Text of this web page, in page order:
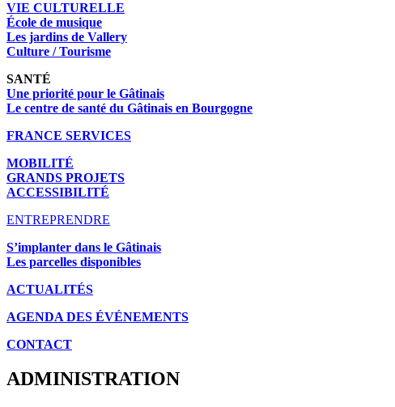
VIE CULTURELLE
École de musique
Les jardins de Vallery
Culture / Tourisme
SANTÉ
Une priorité pour le Gâtinais
Le centre de santé du Gâtinais en Bourgogne
FRANCE SERVICES
MOBILITÉ
GRANDS PROJETS
ACCESSIBILITÉ
ENTREPRENDRE
S’implanter dans le Gâtinais
Les parcelles disponibles
ACTUALITÉS
AGENDA DES ÉVÉNEMENTS
CONTACT
ADMINISTRATION